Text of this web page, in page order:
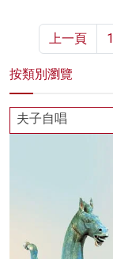
上一頁 1
按類別瀏覽
夫子自唱